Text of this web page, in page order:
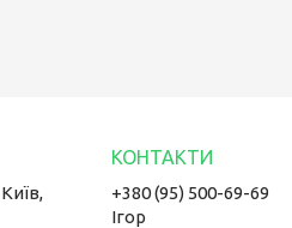
+380 (95) 500-69-69
Ігор